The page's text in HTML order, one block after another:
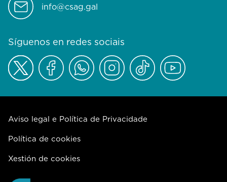
info@csag.gal
Síguenos en redes sociais
Aviso legal e Política de Privacidade
Política de cookies
Xestión de cookies